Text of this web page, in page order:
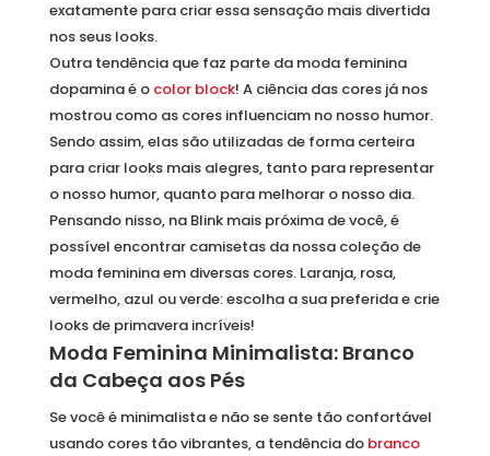
exatamente para criar essa sensação mais divertida
nos seus looks.
Outra tendência que faz parte da moda feminina
dopamina é ocolor block! A ciência das cores já nos
mostrou como as cores influenciam no nosso humor.
Sendo assim, elas são utilizadas de forma certeira
para criar looks mais alegres, tanto para representar
o nosso humor, quanto para melhorar o nosso dia.
Pensando nisso, na Blink mais próxima de você, é
possível encontrar camisetas da nossa coleção de
moda feminina em diversas cores. Laranja, rosa,
vermelho, azul ou verde: escolha a sua preferida e crie
looks de primavera incríveis!
Moda Feminina Minimalista: Branco
da Cabeça aos Pés
Se você é minimalista e não se sente tão confortável
usando cores tão vibrantes, a tendência do branco